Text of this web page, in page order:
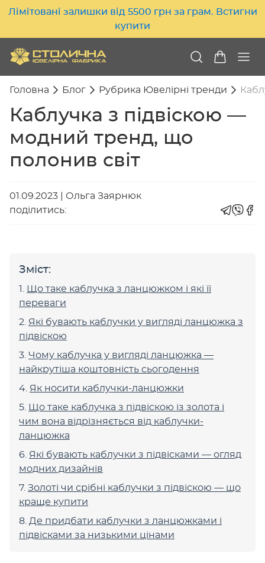
Лімітовані залишки від 5500 грн за грам. Встигни
купити
Головна Блог Рубрика Ювелірні тренди
Каблучка з підвіскою —
модний тренд, що
полонив світ
01.09.2023
Ольга Заярнюк
поділитись:
Зміст:
Що таке каблучка з ланцюжком і які її
переваги
Які бувають каблучки у вигляді ланцюжка з
підвіскою
Чому каблучка у вигляді ланцюжка —
найкрутіша коштовність сьогодення
Як носити каблучки-ланцюжки
Що таке каблучка з підвіскою із золота і
чим вона відрізняється від каблучки-
ланцюжка
Які бувають каблучки з підвісками — огляд
модних дизайнів
Золоті чи срібні каблучки з підвіскою — що
краще купити
Де придбати каблучки з ланцюжками і
підвісками за низькими цінами